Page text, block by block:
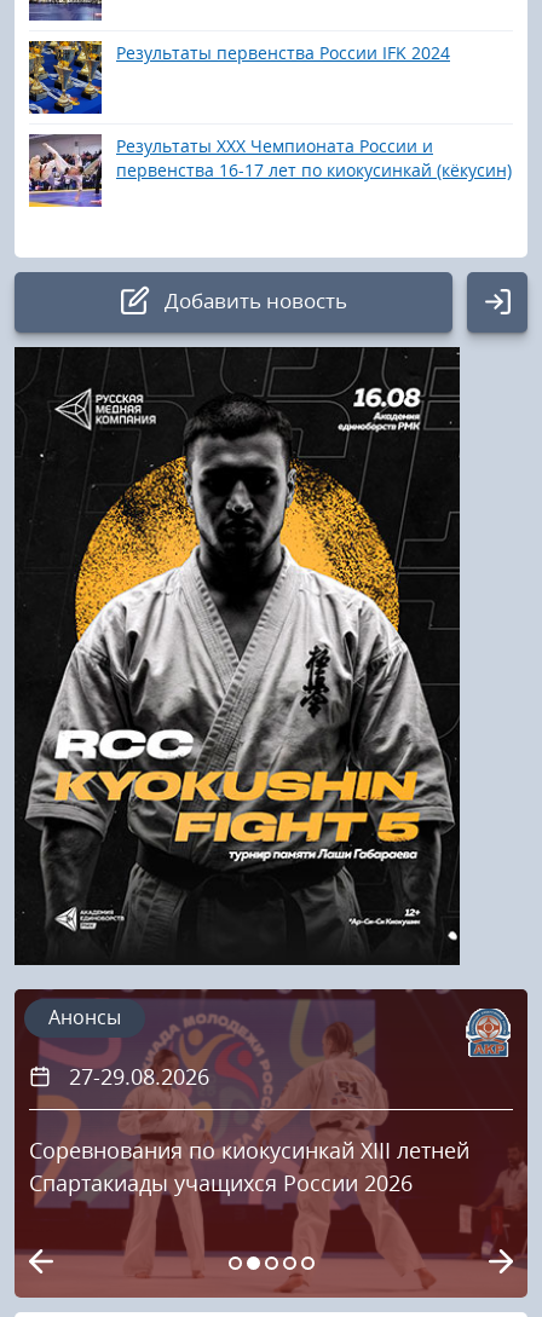
Результаты первенства России IFK 2024
Результаты ХХХ Чемпионата России и
первенства 16-17 лет по киокусинкай (кёкусин)
Добавить новость
Авторизация
Логин:
Пароль
Войти
Напомнить пароль
Регистрация
27-29.08.2026
Соревнования по киокусинкай XIII летней
Спартакиады учащихся России 2026
Анонсы